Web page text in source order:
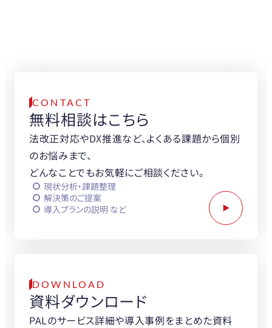
CONTACT
無料相談はこちら
法改正対応やDX推進など、よくある課題から個別
のお悩みまで、
どんなことでもお気軽にご相談ください。
現状分析・課題整理
解決策のご提案
導入プランの説明 など
DOWNLOAD
資料ダウンロード
PALのサービス詳細や導入事例をまとめた資料